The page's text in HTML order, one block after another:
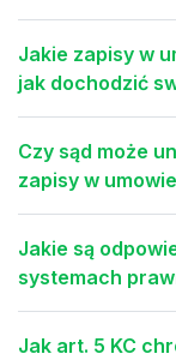
Jakie zapisy w
jak dochodzić
Czy sąd może
zapisy w
Jakie są
systemach
Jak art. 5 KC